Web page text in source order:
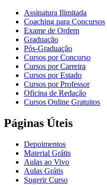
Assinatura Ilimitada
Coaching para Concursos
Exame de Ordem
Graduação
Pós-Graduação
Cursos por Concurso
Cursos por Carreira
Cursos por Estado
Cursos por Professor
Oficina de Redação
Cursos Online Gratuitos
Páginas Úteis
Depoimentos
Material Grátis
Aulas ao Vivo
Aulas Grátis
Sugerir Curso